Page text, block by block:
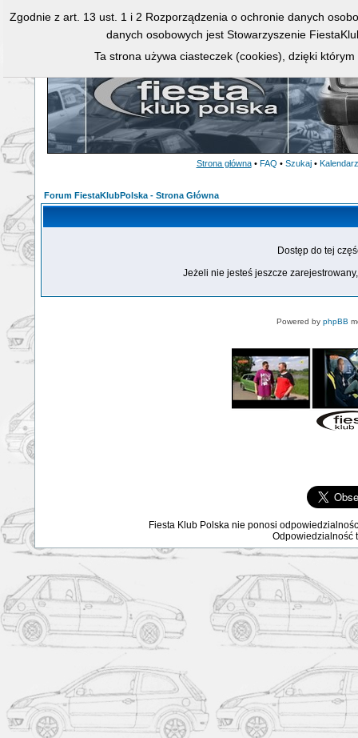
Strona główna • FAQ • Szukaj • Kalendarz
Forum FiestaKlubPolska - Strona Główna
Dostęp do tej
Jeżeli nie jesteś jeszcze
Powered by phpBB
Fiesta Klub Polska nie ponosi
Odpowiedzialność
Zgodnie z art. 13 ust. 1 i 2 Rozporządzenia o ochronie danych
danych osobowych jest Stowarzyszenie
Ta strona używa ciasteczek (cookies), dzięki